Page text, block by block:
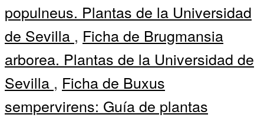
populneus. Plantas de la Universidad
de Sevilla , Ficha de Brugmansia
arborea. Plantas de la Universidad de
Sevilla , Ficha de Buxus
sempervirens: Guía de plantas